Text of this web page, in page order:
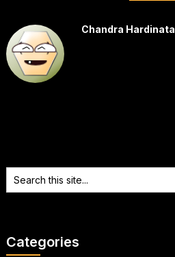
Chandra Hardinata
Categories